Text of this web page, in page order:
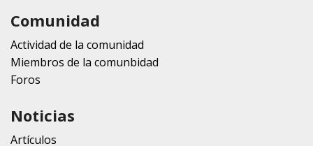
Entrar
Crear Cuenta
Comunidad
Actividad de la comunidad
Miembros de la comunbidad
Foros
Noticias
Artículos